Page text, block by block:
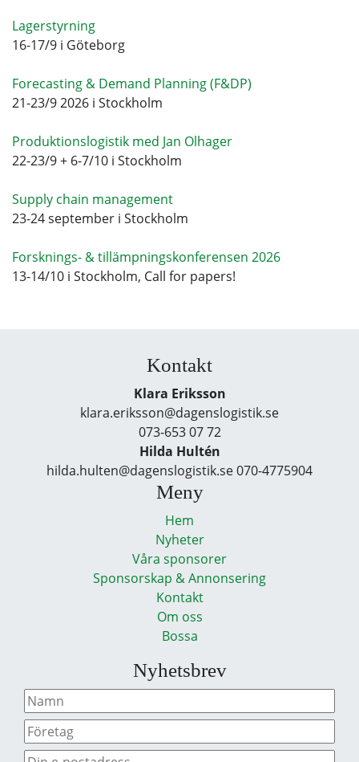
Lagerstyrning
16-17/9 i Göteborg
Forecasting & Demand Planning (F&DP)
21-23/9 2026 i Stockholm
Produktionslogistik med Jan Olhager
22-23/9 + 6-7/10 i Stockholm
Supply chain management
23-24 september i Stockholm
Forsknings- & tillämpningskonferensen 2026
13-14/10 i Stockholm, Call for papers!
Kontakt
Klara Eriksson
klara.eriksson@dagenslogistik.se
073-653 07 72
Hilda Hultén
hilda.hulten@dagenslogistik.se 070-4775904
Meny
Hem
Nyheter
Våra sponsorer
Sponsorskap & Annonsering
Kontakt
Om oss
Bossa
Nyhetsbrev